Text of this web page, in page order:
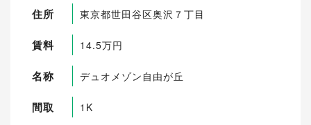
住所 東京都世田谷区奥沢７丁目
賃料 14.5万円
名称 デュオメゾン自由が丘
間取 1K